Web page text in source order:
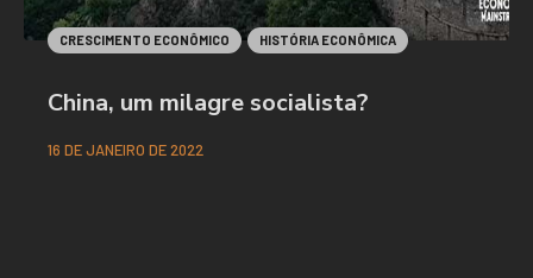
CRESCIMENTO ECONÔMICO HISTÓRIA ECONÔMICA
China, um milagre socialista?
16 DE JANEIRO DE 2022